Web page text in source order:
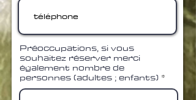
Préoccupations, si vous
souhaitez réserver merci
également nombre de
personnes (adultes ; enfants)